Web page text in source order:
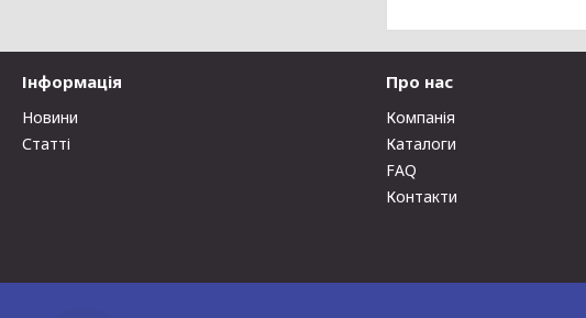
Інформація
Новини
Статті
Про нас
Компанія
Каталоги
FAQ
Контакти